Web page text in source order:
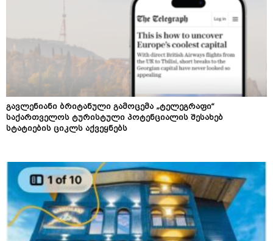
გავლენიანი ბრიტანული გამოცემა „ტელეგრაფი“
საქართველოს ტურისტული პოტენციალის შესახებ
სტატიების ციკლს აქვეყნებს